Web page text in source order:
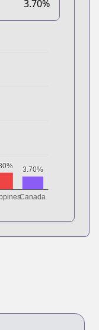
3.70%